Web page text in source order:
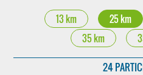
13 km 25 km
35 km
24